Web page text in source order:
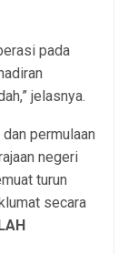
pada
jelasnya.
permulaan
negeri
turun
secara